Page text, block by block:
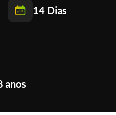
14 Dias
anos